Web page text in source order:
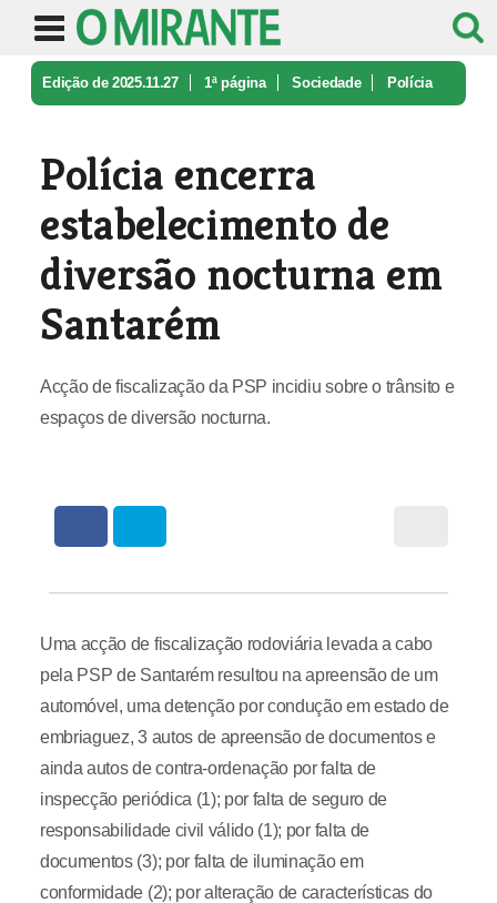
Edição de 2025.11.27 1ª página Sociedade Polícia
Polícia encerra
estabelecimento de
diversão nocturna em
Santarém
Acção de fiscalização da PSP incidiu sobre o trânsito e
espaços de diversão nocturna.
Uma acção de fiscalização rodoviária levada a cabo
pela PSP de Santarém resultou na apreensão de um
automóvel, uma detenção por condução em estado de
embriaguez, 3 autos de apreensão de documentos e
ainda autos de contra-ordenação por falta de
inspecção periódica (1); por falta de seguro de
responsabilidade civil válido (1); por falta de
documentos (3); por falta de iluminação em
conformidade (2); por alteração de características do